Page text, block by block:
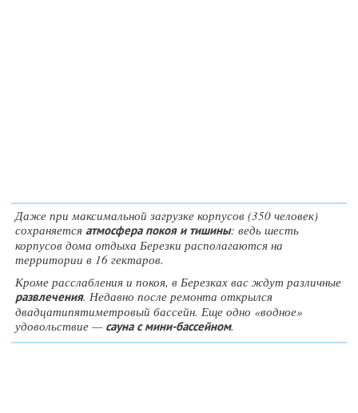
Даже при максимальной загрузке корпусов (350 человек)
сохраняется атмосфера покоя и тишины: ведь шесть
корпусов дома отдыха Березки располагаются на
территории в 16 гектаров.
Кроме расслабления и покоя, в Березках вас ждут различные
развлечения. Недавно после ремонта открылся
двадцатипятиметровый бассейн. Еще одно «водное»
удовольствие — сауна с мини-бассейном.